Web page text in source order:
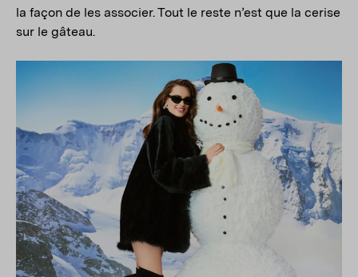
la façon de les associer. Tout le reste n’est que la cerise
sur le gâteau.